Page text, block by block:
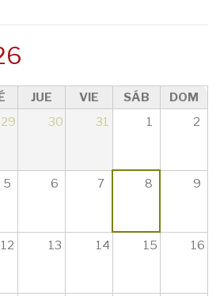
JUE VIE SÁB
DOM
29 30 31 1 2
5 6 7 8 9
12 13 14 15 16